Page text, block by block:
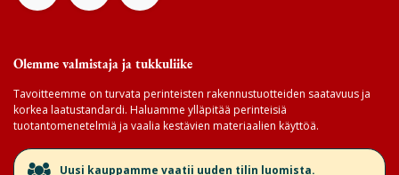
Olemme valmistaja ja tukkuliike
Tavoitteemme on turvata perinteisten rakennustuotteiden saatavuus ja
korkea laatustandardi. Haluamme ylläpitää perinteisiä
tuotantomenetelmiä ja vaalia kestävien materiaalien käyttöä.
​Uusi kauppamme vaatii uuden tilin luomista.